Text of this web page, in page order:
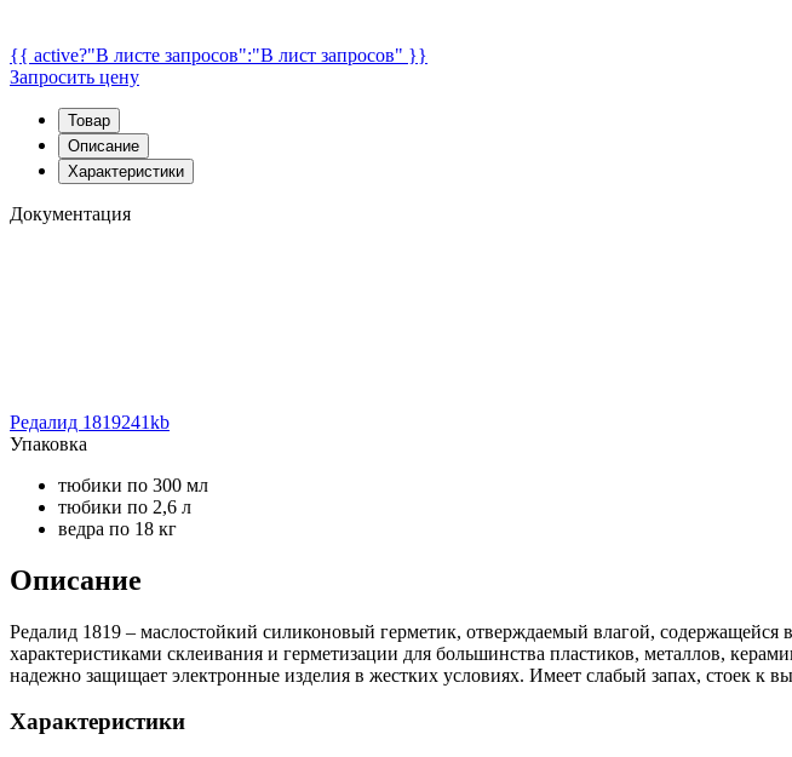
{{ active?"В листе запросов":"В лист запросов" }}
Запросить цену
Товар
Описание
Характеристики
Документация
Редалид 1819241kb
Упаковка
тюбики по 300 мл
тюбики по 2,6 л
ведра по 18 кг
Описание
Редалид 1819 – маслостойкий силиконовый герметик, отверждаемый влагой,
характеристиками склеивания и герметизации для большинства пластиков, металлов,
надежно защищает электронные изделия в жестких условиях. Имеет слабый запах, стоек к
Характеристики